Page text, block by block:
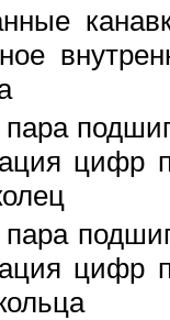
пара
цифр
пара
цифр